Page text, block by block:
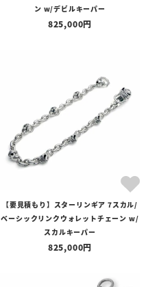
ン w/デビルキーパー
825,000
【要見積もり】スターリンギア 7スカル/
ベーシックリンクウォレットチェーン w/
スカルキーパー
825,000